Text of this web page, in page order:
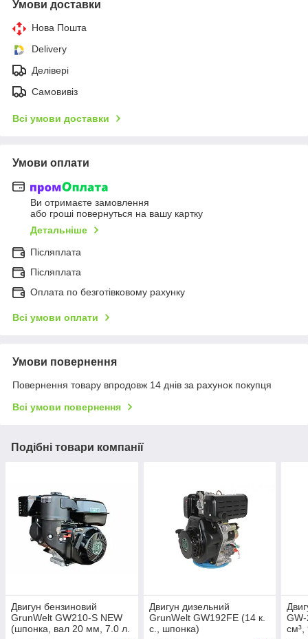
Умови доставки
Нова Пошта
Delivery
Делівері
Самовивіз
Всі умови доставки
Умови оплати
Ви отримаєте замовлення
або гроші повернуться на вашу картку
Детальніше
Післяплата
Післяплата
Оплата по безготівковому рахунку
Всі умови оплати
Умови повернення
Повернення товару впродовж 14 днів за рахунок покупця
Всі умови повернення
Подібні товари компанії
Двигун бензиновий
GrunWelt GW210-S NEW
(шпонка, вал 20 мм, 7.0 л.
Двигун дизельний
GrunWelt GW192FE (14 к.
с., шпонка)
см³,